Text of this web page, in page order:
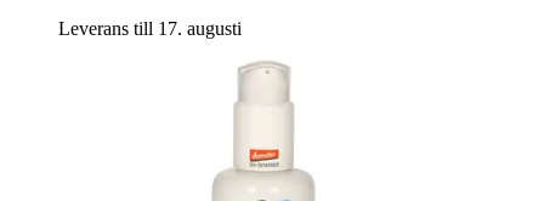
Leverans till 17. augusti